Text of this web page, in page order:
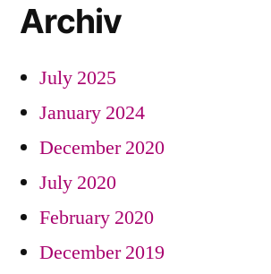
Archiv
July 2025
January 2024
December 2020
July 2020
February 2020
December 2019